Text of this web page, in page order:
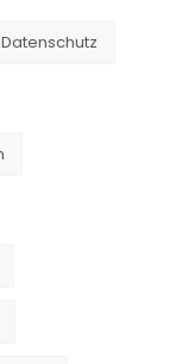
Datenschutz